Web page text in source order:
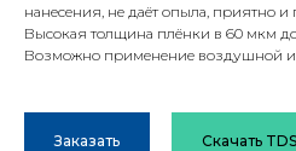
нанесения, не даёт опыла, приятно и
Высокая толщина плёнки в 60 мкм
Возможно применение воздушной
Заказать Скачать TDS